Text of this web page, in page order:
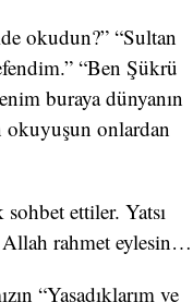
okudun?” “Sultan
“Ben Şükrü
buraya dünyanın
okuyuşun onlardan
ettiler. Yatsı
Allah rahmet eylesin…
“Yaşadıklarım ve